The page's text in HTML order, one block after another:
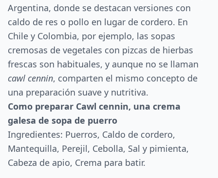
Argentina, donde se destacan versiones con
caldo de res o pollo en lugar de cordero. En
Chile y Colombia, por ejemplo, las sopas
cremosas de vegetales con pizcas de hierbas
frescas son habituales, y aunque no se llaman
cawl cennin, comparten el mismo concepto de
una preparación suave y nutritiva.
Como preparar Cawl cennin, una crema
galesa de sopa de puerro
Ingredientes: Puerros, Caldo de cordero,
Mantequilla, Perejil, Cebolla, Sal y pimienta,
Cabeza de apio, Crema para batir.